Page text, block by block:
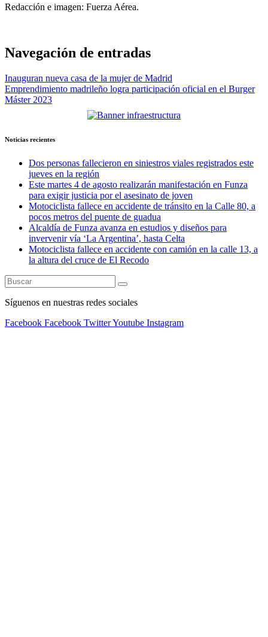
Redacción e imagen: Fuerza Aérea.
Navegación de entradas
Inauguran nueva casa de la mujer de Madrid
Emprendimiento madrileño logra participación oficial en el Burger
Máster 2023
Noticias recientes
Dos personas fallecieron en siniestros viales registrados este
jueves en la región
Este martes 4 de agosto realizarán manifestación en Funza
para exigir justicia por el asesinato de joven
Motociclista fallece en accidente de tránsito en la Calle 80, a
pocos metros del puente de guadua
Alcaldía de Funza avanza en estudios y diseños para
invervenir vía ‘La Argentina’, hasta Celta
Motociclista fallece en accidente con camión en la calle 13, a
la altura del cruce de El Recodo
Síguenos en nuestras redes sociales
Facebook Facebook TwitterYoutube Instagram